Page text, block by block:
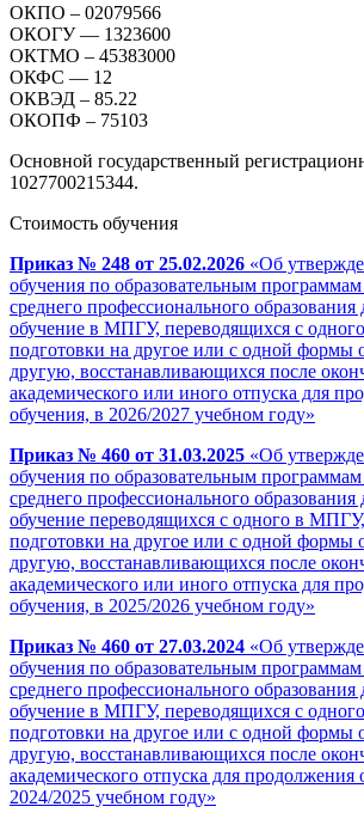
ОКПО – 02079566
ОКОГУ — 1323600
ОКТМО – 45383000
ОКФС — 12
ОКВЭД – 85.22
ОКОПФ – 75103
Основной государственный
1027700215344.
Стоимость обучения
Приказ № 248 от 25.02.2026 «Об
обучения по образовательным
среднего профессионального
обучение в МПГУ, переводящихся с
подготовки на другое или с одной формы
другую, восстанавливающихся после
академического или иного отпуска для
обучения, в 2026/2027 учебном году»
Приказ № 460 от 31.03.2025 «Об
обучения по образовательным
среднего профессионального
обучение переводящихся с одного в
подготовки на другое или с одной формы
другую, восстанавливающихся после
академического или иного отпуска для
обучения, в 2025/2026 учебном году»
Приказ № 460 от 27.03.2024 «Об
обучения по образовательным
среднего профессионального
обучение в МПГУ, переводящихся с
подготовки на другое или с одной формы
другую, восстанавливающихся после
академического отпуска для продолжения
2024/2025 учебном году»